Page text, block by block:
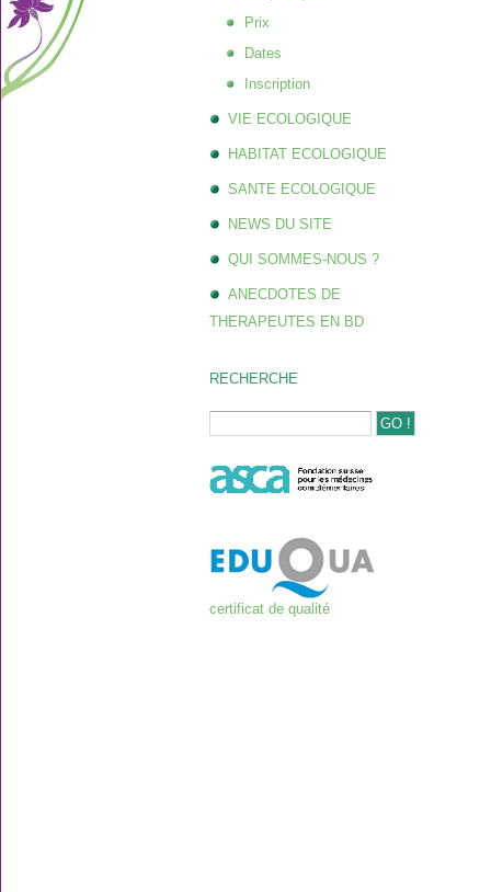
Prix
Dates
Inscription
VIE ECOLOGIQUE
HABITAT ECOLOGIQUE
SANTE ECOLOGIQUE
NEWS DU SITE
QUI SOMMES-NOUS ?
ANECDOTES DE
THERAPEUTES EN BD
RECHERCHE
certificat de qualité